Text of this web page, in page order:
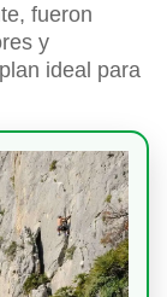
fueron
y
ideal para